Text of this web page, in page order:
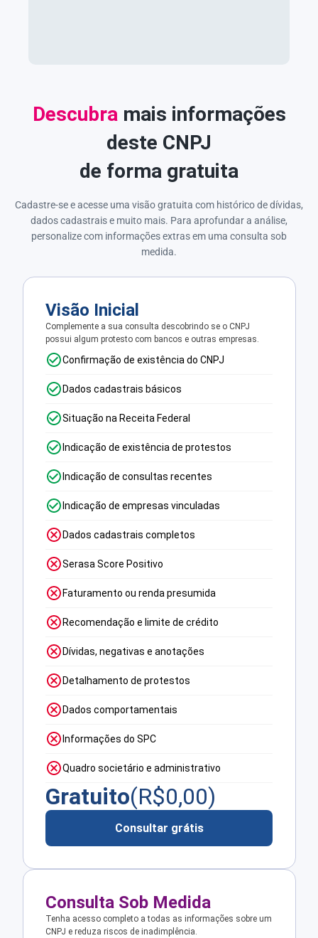
Descubramais informações
deste CNPJ
de forma gratuita
Cadastre-se e acesse uma visão gratuita com histórico de dívidas,
dados cadastrais e muito mais. Para aprofundar a análise,
personalize com informações extras em uma consulta sob
medida.
Visão Inicial
Complemente a sua consulta descobrindo se o CNPJ
possui algum protesto com bancos e outras empresas.
Confirmação de existência do CNPJ
Dados cadastrais básicos
Situação na Receita Federal
Indicação de existência de protestos
Indicação de consultas recentes
Indicação de empresas vinculadas
Dados cadastrais completos
Serasa Score Positivo
Faturamento ou renda presumida
Recomendação e limite de crédito
Dívidas, negativas e anotações
Detalhamento de protestos
Dados comportamentais
Informações do SPC
Quadro societário e administrativo
Gratuito(R$0,00)
Consultar grátis
Consulta Sob Medida
Tenha acesso completo a todas as informações sobre um
CNPJ e reduza riscos de inadimplência.